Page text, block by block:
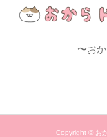
〜お
Copyright © お